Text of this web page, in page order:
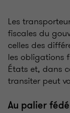
Les
fiscales du
celles des
les obligations
États et, dans
transiter peut
Au palier